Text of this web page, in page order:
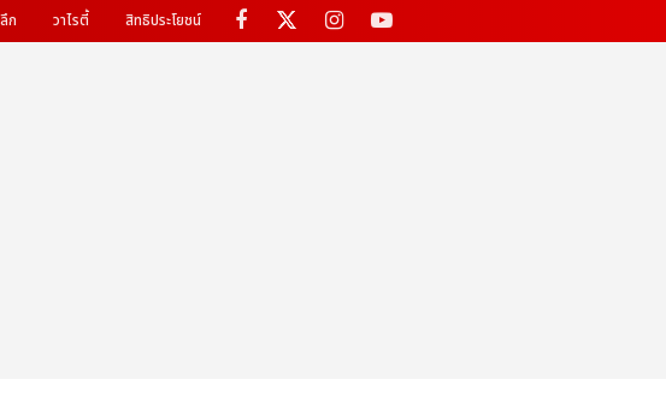
ก วาไรตี้ สิทธิประโยชน์